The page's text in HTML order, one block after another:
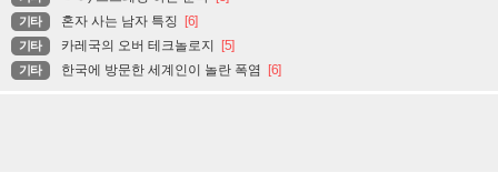
기타 혼자 사는 남자 특징 [6]
기타 카레국의 오버 테크놀로지 [5]
기타 한국에 방문한 세계인이 놀란 폭염 [6]